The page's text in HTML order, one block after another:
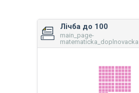
Лічба до 100
main_page-
matematicka_doplnovacka